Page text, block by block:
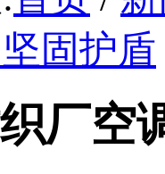
固护盾
厂空